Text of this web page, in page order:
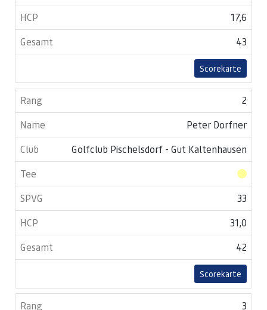
17,6
43
Scorekarte
2
Peter Dorfner
Golfclub Pischelsdorf - Gut Kaltenhausen
33
31,0
42
Scorekarte
3